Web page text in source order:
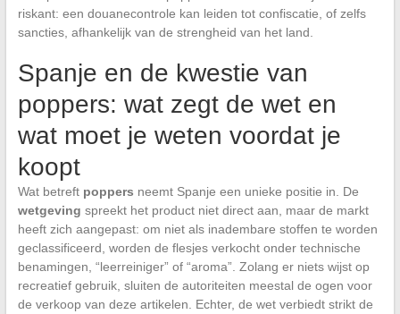
riskant: een douanecontrole kan leiden tot confiscatie, of zelfs
sancties, afhankelijk van de strengheid van het land.
Spanje en de kwestie van
poppers: wat zegt de wet en
wat moet je weten voordat je
koopt
Wat betreft poppers neemt Spanje een unieke positie in. De
wetgeving spreekt het product niet direct aan, maar de markt
heeft zich aangepast: om niet als inadembare stoffen te worden
geclassificeerd, worden de flesjes verkocht onder technische
benamingen, “leerreiniger” of “aroma”. Zolang er niets wijst op
recreatief gebruik, sluiten de autoriteiten meestal de ogen voor
de verkoop van deze artikelen. Echter, de wet verbiedt strikt de